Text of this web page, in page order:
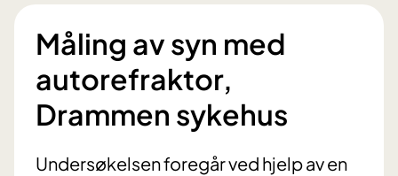
Måling av syn med
autorefraktor,
Drammen sykehus
Undersøkelsen foregår ved hjelp av en